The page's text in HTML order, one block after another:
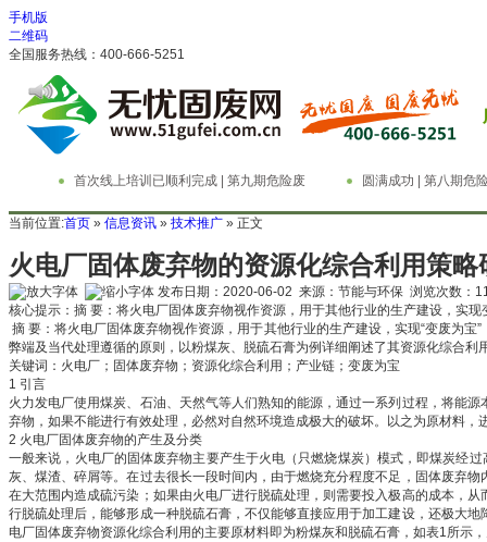
手机版
二维码
全国服务热线：400-666-5251
首次线上培训已顺利完成 | 第九期危险废
物管理与技术实务精英特训营
圆满成功 | 第八期危
务精英特训营
当前位置:首页 » 信息资讯 » 技术推广 » 正文
火电厂固体废弃物的资源化综合利用策略
发布日期：2020-06-02 来源：节能与环保 浏览次数：
核心提示：摘 要：将火电厂固体废弃物视作资源，用于其他行业的生产建设，实
摘 要：将火电厂固体废弃物视作资源，用于其他行业的生产建设，实现“变废为
弊端及当代处理遵循的原则，以粉煤灰、脱硫石膏为例详细阐述了其资源化综合利
关键词：火电厂；固体废弃物；资源化综合利用；产业链；变废为宝
1 引言
火力发电厂使用煤炭、石油、天然气等人们熟知的能源，通过一系列过程，将能
弃物，如果不能进行有效处理，必然对自然环境造成极大的破坏。以之为原材料
2 火电厂固体废弃物的产生及分类
一般来说，火电厂的固体废弃物主要产生于火电（只燃烧煤炭）模式，即煤炭经
灰、煤渣、碎屑等。在过去很长一段时间内，由于燃烧充分程度不足，固体废弃
在大范围内造成硫污染；如果由火电厂进行脱硫处理，则需要投入极高的成本，
行脱硫处理后，能够形成一种脱硫石膏，不仅能够直接应用于加工建设，还极大
电厂固体废弃物资源化综合利用的主要原材料即为粉煤灰和脱硫石膏，如表1所示